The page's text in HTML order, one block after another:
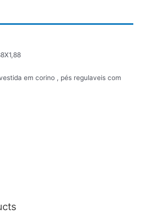
em corino , pés regulaveis com